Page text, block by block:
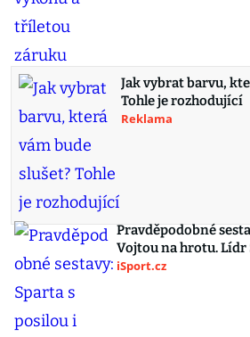
Jak vybrat barvu,
Tohle je rozhodující
Reklama
Pravděpodobné
Vojtou na hrotu. Lídr
iSport.cz